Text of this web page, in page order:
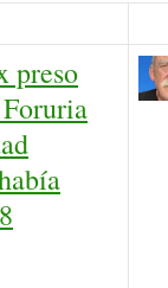
preso